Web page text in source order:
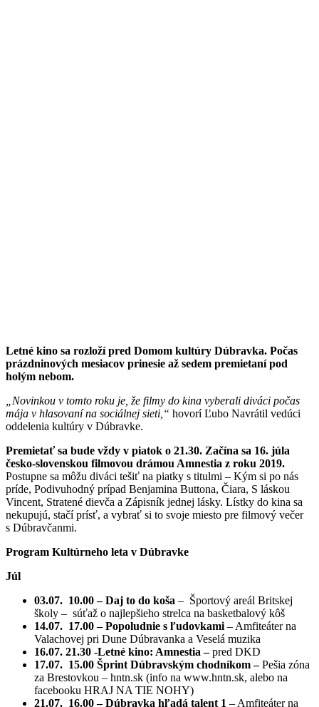
Letné kino sa rozloží pred Domom kultúry Dúbravka. Počas
prázdninových mesiacov prinesie až sedem premietaní pod
holým nebom.
„Novinkou v tomto roku je, že filmy do kina vyberali diváci počas
mája v hlasovaní na sociálnej sieti,“ hovorí Ľubo Navrátil vedúci
oddelenia kultúry v Dúbravke.
Premietať sa bude vždy v piatok o 21.30. Začína sa 16. júla
česko-slovenskou filmovou drámou Amnestia z roku 2019.
Postupne sa môžu diváci tešiť na piatky s titulmi – Kým si po nás
príde, Podivuhodný prípad Benjamina Buttona, Čiara, S láskou
Vincent, Stratené dievča a Zápisník jednej lásky. Lístky do kina sa
nekupujú, stačí prísť, a vybrať si to svoje miesto pre filmový večer
s Dúbravčanmi.
Program Kultúrneho leta v Dúbravke
Júl
03.07. 10.00 – Daj to do koša – Športový areál Britskej
školy – súťaž o najlepšieho strelca na basketbalový kôš
14.07. 17.00 – Popoludnie s ľudovkami – Amfiteáter na
Valachovej pri Dune Dúbravanka a Veselá muzika
16.07. 21.30 -Letné kino: Amnestia –pred DKD
17.07. 15.00 Šprint Dúbravským chodníkom –Pešia zóna
za Brestovkou – hntn.sk (info na www.hntn.sk, alebo na
facebooku HRAJ NA TIE NOHY)
21.07. 16.00 – Dúbravka hľadá talent 1 – Amfiteáter na